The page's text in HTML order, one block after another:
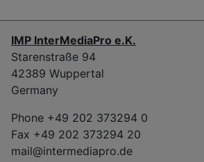
IMP InterMediaPro e.K.
Starenstraße 94
42389 Wuppertal
Germany
Phone +49 202 373294 0
Fax +49 202 373294 20
mail@intermediapro.de